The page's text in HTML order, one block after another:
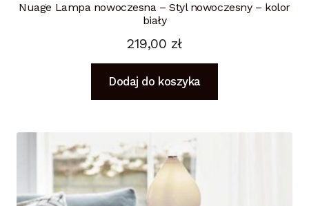
Nuage Lampa nowoczesna – Styl nowoczesny – kolor
biały
219,00 zł
Dodaj do koszyka